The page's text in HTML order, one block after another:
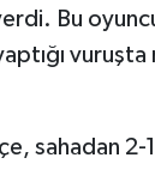
Bu
vuruşta
sahadan 2-